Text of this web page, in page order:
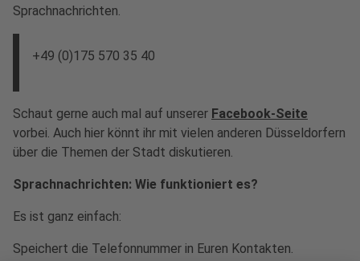
Sprachnachrichten.
+49 (0)175 570 35 40
Schaut gerne auch mal auf unserer Facebook-Seite
vorbei. Auch hier könnt ihr mit vielen anderen Düsseldorfern
über die Themen der Stadt diskutieren.
Sprachnachrichten: Wie funktioniert es?
Es ist ganz einfach:
Speichert die Telefonnummer in Euren Kontakten.